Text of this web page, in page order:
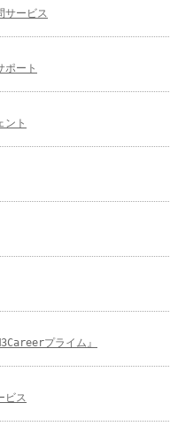
サービス
ポート
ント
プライム』
ビス